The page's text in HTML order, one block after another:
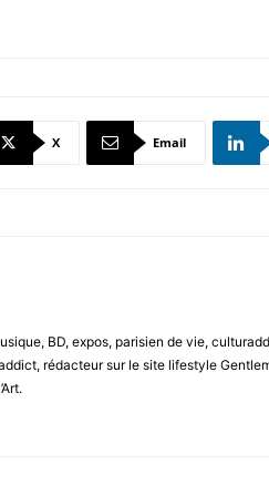
X Email
BD, expos, parisien de vie,
rédacteur sur le site lifestyle